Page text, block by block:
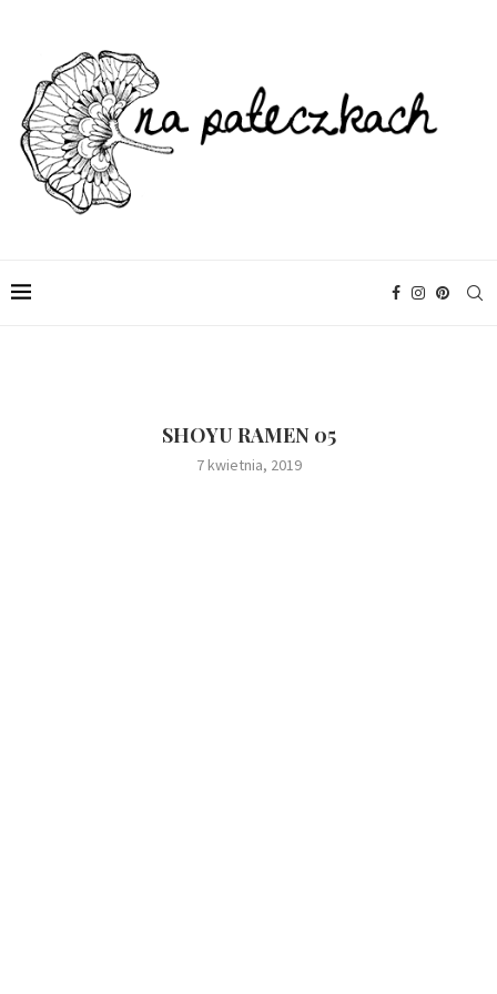
SHOYU RAMEN 05
7 kwietnia, 2019